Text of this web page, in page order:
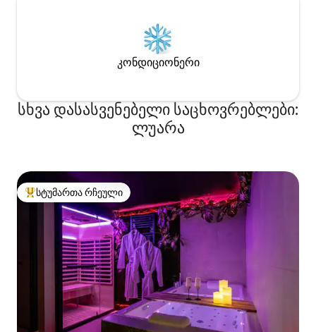
კონდიციონერი
სხვა დასასვენებელი საცხოვრებლები:
ლუარა
სტუმართა რჩეული მოწინავე ვარიანტი
სტუმართა რჩეული